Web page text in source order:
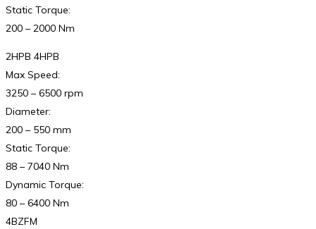
Static Torque:
200 – 2000 Nm
2HPB 4HPB
Max Speed:
3250 – 6500 rpm
Diameter:
200 – 550 mm
Static Torque:
88 – 7040 Nm
Dynamic Torque:
80 – 6400 Nm
4BZFM